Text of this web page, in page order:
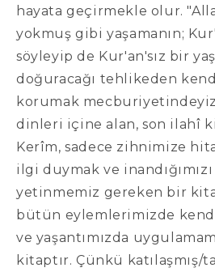
hayata geçirmekle olur.
yokmuş gibi yaşamanın;
söyleyip de Kur'an'sız bir
doğuracağı tehlikeden
korumak
dinleri içine alan, son ilahî
Kerîm, sadece zihnimize
ilgi duymak ve
yetinmemiz gereken bir
bütün eylemlerimizde
ve yaşantımızda
kitaptır. Çünkü katılaşmış/